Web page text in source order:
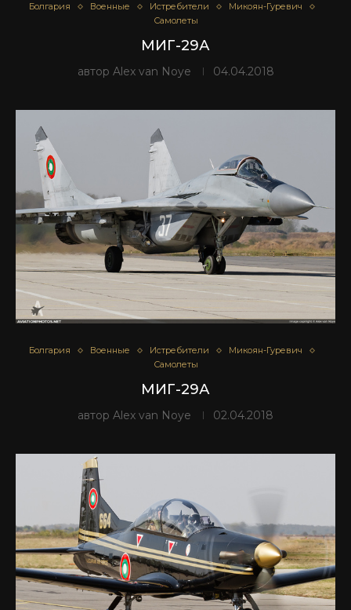
Болгария Военные Истребители
Микоян-Гуревич
Самолеты
МИГ-29А
автор Alex van Noye 04.04.2018
Болгария Военные Истребители
Микоян-Гуревич
Самолеты
МИГ-29А
автор Alex van Noye 02.04.2018